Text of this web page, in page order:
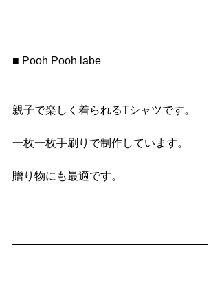
■ Pooh Pooh labe
親子で楽しく着られるTシャツです。
一枚一枚手刷りで制作しています。
贈り物にも最適です。